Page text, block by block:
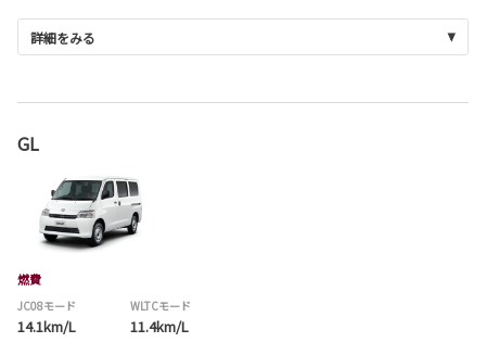
詳細をみる
GL
燃費
JC08モード
14.1km/L
WLTCモード
11.4km/L